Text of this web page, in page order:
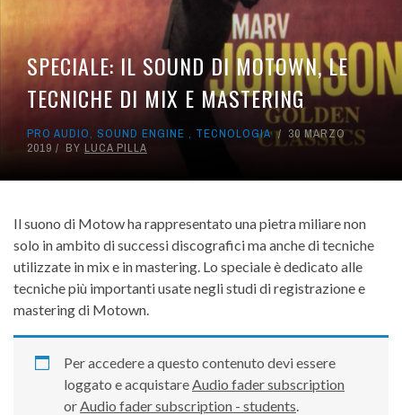
SPECIALE: IL SOUND DI MOTOWN, LE
TECNICHE DI MIX E MASTERING
PRO AUDIO, SOUND ENGINE , TECNOLOGIA
30 MARZO
2019
BY LUCA PILLA
Il suono di Motow ha rappresentato una pietra miliare non
solo in ambito di successi discografici ma anche di tecniche
utilizzate in mix e in mastering. Lo speciale è dedicato alle
tecniche più importanti usate negli studi di registrazione e
mastering di Motown.
Per accedere a questo contenuto devi essere
loggato e acquistare Audio fader subscription
or Audio fader subscription - students